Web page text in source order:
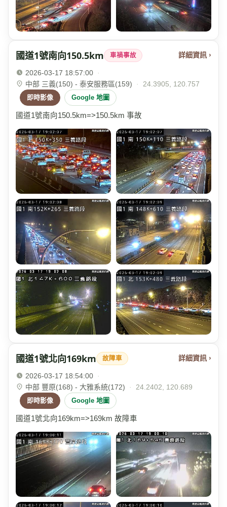
國道1號南向150.5km 車禍事故 詳細資訊 ›
2026-03-17 18:57:00
·
中部 三義(150) - 泰安服務區(159)
· 24.3905, 120.757
即時影像 Google 地圖
國道1號南向150.5km=>150.5km 事故
國道1號北向169km 故障車 詳細資訊 ›
2026-03-17 18:54:00
·
中部 豐原(168) - 大雅系統(172)
· 24.2402, 120.689
即時影像 Google 地圖
國道1號北向169km=>169km 故障車